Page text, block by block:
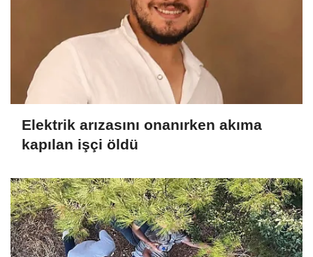
Elektrik arızasını onanırken akıma
kapılan işçi öldü